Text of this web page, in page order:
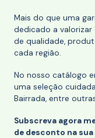
Mais do que uma
dedicado a valorizar
de qualidade,
cada região.
No nosso catálogo
uma seleção
Bairrada, entre
Subscreva agora
de desconto na